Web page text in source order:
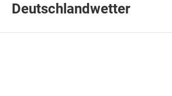
Deutschlandwetter